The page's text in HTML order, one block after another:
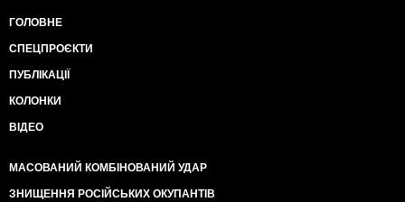
ГОЛОВНЕ
СПЕЦПРОЄКТИ
ПУБЛІКАЦІЇ
КОЛОНКИ
ВІДЕО
МАСОВАНИЙ КОМБІНОВАНИЙ УДАР
ЗНИЩЕННЯ РОСІЙСЬКИХ ОКУПАНТІВ